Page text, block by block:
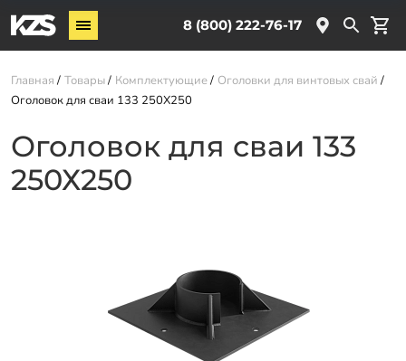
8 (800) 222-76-17
Винтовые сваи
Услуги
О компании
Новости
Партнёрам
Главная Товары Комплектующие
Оголовки для винтовых свай
Оголовок для сваи 133 250Х250
Оголовок для сваи 133
250Х250